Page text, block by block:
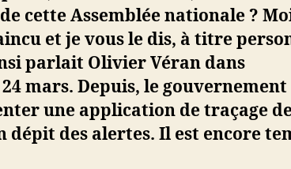
cette Assemblée nationale ?
et je vous le dis, à titre
parlait Olivier Véran dans
mars. Depuis, le gouvernement
une application de traçage
dépit des alertes. Il est encore